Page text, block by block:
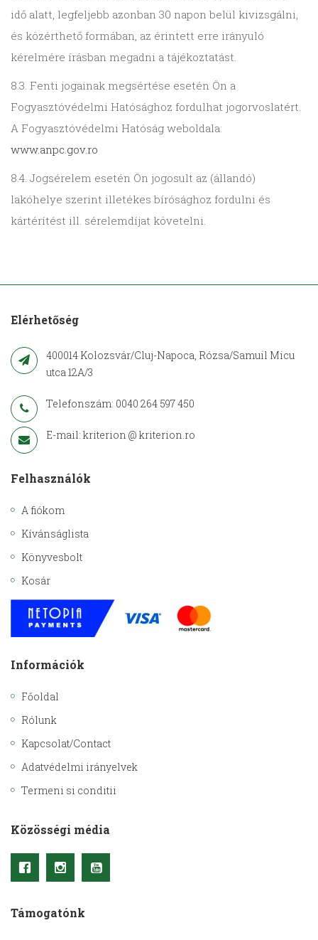
idő alatt, legfeljebb azonban 30 napon belül kivizsgálni,
és közérthető formában, az érintett erre irányuló
kérelmére írásban megadni a tájékoztatást.
8.3. Fenti jogainak megsértése esetén Ön a
Fogyasztóvédelmi Hatósághoz fordulhat jogorvoslatért.
A Fogyasztóvédelmi Hatóság weboldala:
www.anpc.gov.ro
8.4. Jogsérelem esetén Ön jogosult az (állandó)
lakóhelye szerint illetékes bírósághoz fordulni és
kártérítést ill. sérelemdíjat követelni.
Elérhetőség
400014 Kolozsvár/Cluj-Napoca, Rózsa/Samuil Micu
utca 12A/3
Telefonszám: 0040 264 597 450
E-mail: kriterion @ kriterion.ro
Felhasználók
A fiókom
Kívánságlista
Könyvesbolt
Kosár
Információk
Főoldal
Rólunk
Kapcsolat/Contact
Adatvédelmi irányelvek
Termeni si conditii
Közösségi média
Támogatónk